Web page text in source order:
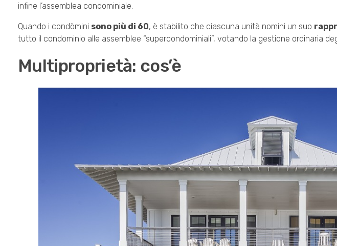
infine l’assemblea condominiale.
Quando i condòmini sono più di 60, è stabilito che ciascuna unità nomini un suo
tutto il condominio alle assemblee “supercondominiali”, votando la gestione ordinaria
Multiproprietà: cos’è